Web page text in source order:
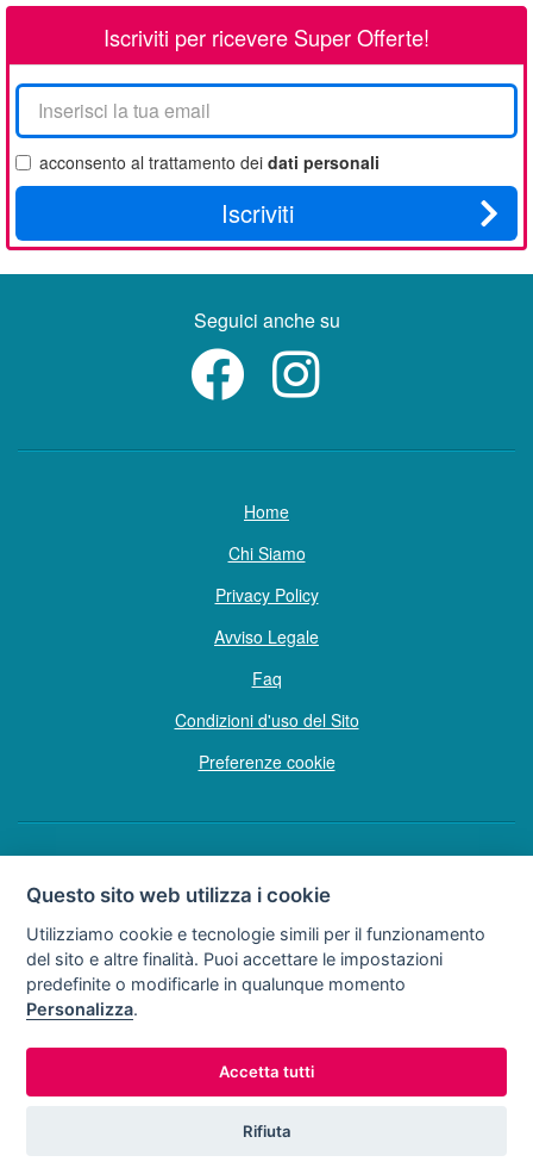
Iscriviti per ricevere Super Offerte!
La
tua
email
acconsento al trattamento dei dati personali
Iscriviti
Seguici anche su
Home
Chi Siamo
Privacy Policy
Avviso Legale
Faq
Condizioni d'uso del Sito
Preferenze cookie
Copyright © Tutti i diritti sono riservati
Soggetto sottoposto a direzione e coordinamento della F.lli Dionisi S.r.L.
unipersonale
via A. Costa n° 2 - 63822 P. S. Giorgio (FM)
R.E.A. FM-200734
Tel:0734.278024o0734.671500
Questo sito web utilizza i cookie
Utilizziamo cookie e tecnologie simili per il funzionamento
del sito e altre finalità. Puoi accettare le impostazioni
predefinite o modificarle in qualunque momento
Personalizza.
Accetta tutti
Rifiuta